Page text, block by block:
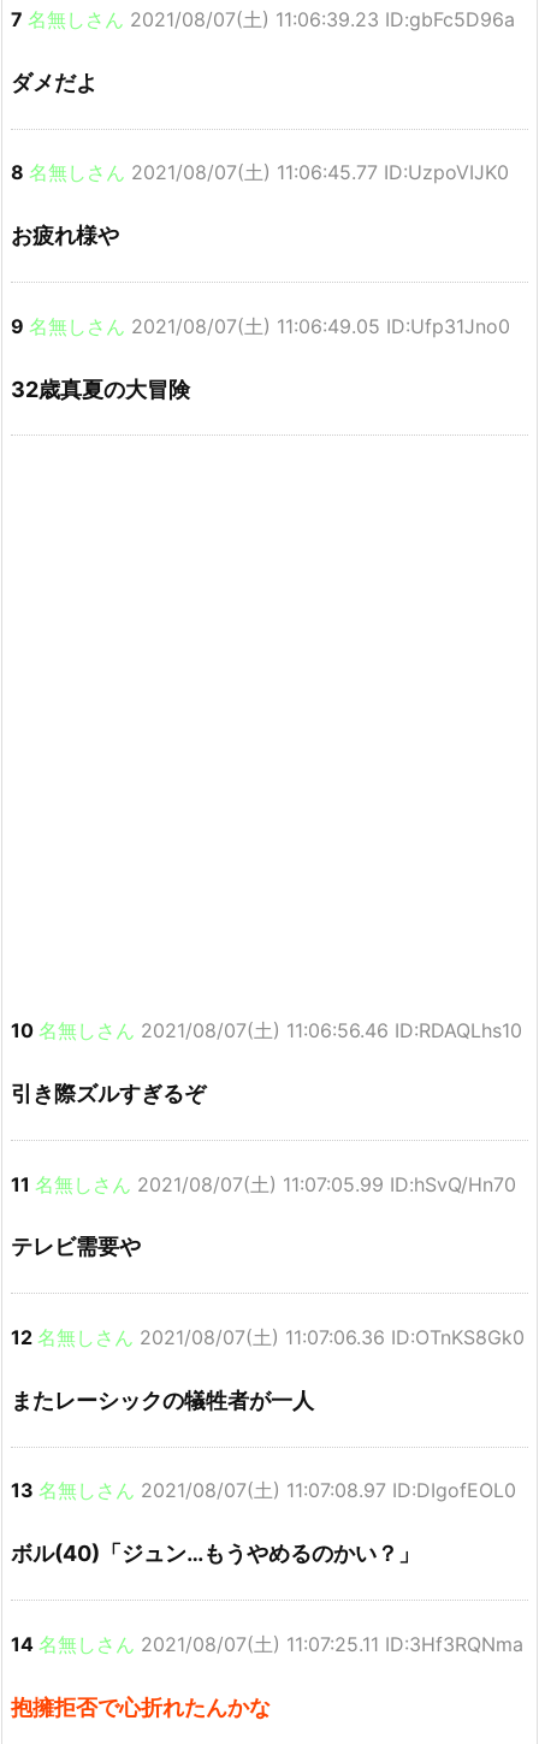
7 名無しさん 2021/08/07(土) 11:06:39.23 ID:gbFc5D96a
ダメだよ
8 名無しさん 2021/08/07(土) 11:06:45.77 ID:UzpoVIJK0
お疲れ様や
9 名無しさん 2021/08/07(土) 11:06:49.05 ID:Ufp31Jno0
32歳真夏の大冒険
10 名無しさん 2021/08/07(土) 11:06:56.46 ID:RDAQLhs10
引き際ズルすぎるぞ
11 名無しさん 2021/08/07(土) 11:07:05.99 ID:hSvQ/Hn70
テレビ需要や
12 名無しさん 2021/08/07(土) 11:07:06.36 ID:OTnKS8Gk0
またレーシックの犠牲者が一人
13 名無しさん 2021/08/07(土) 11:07:08.97 ID:DIgofEOL0
ボル(40)「ジュン…もうやめるのかい？」
14 名無しさん 2021/08/07(土) 11:07:25.11 ID:3Hf3RQNma
抱擁拒否で心折れたんかな